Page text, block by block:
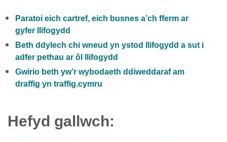
Paratoi eich cartref, eich busnes a’ch fferm ar
gyfer llifogydd
Beth ddylech chi wneud yn ystod llifogydd a sut i
adfer pethau ar ôl llifogydd
Gwirio beth yw’r wybodaeth ddiweddaraf am
draffig yn traffig.cymru
Hefyd gallwch: